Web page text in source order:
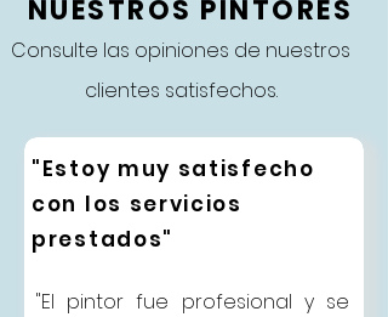
NUESTROS PINTORES
Consulte las opiniones de nuestros
clientes satisfechos.
"Estoy muy satisfecho
con los servicios
prestados"
"El pintor fue profesional y se